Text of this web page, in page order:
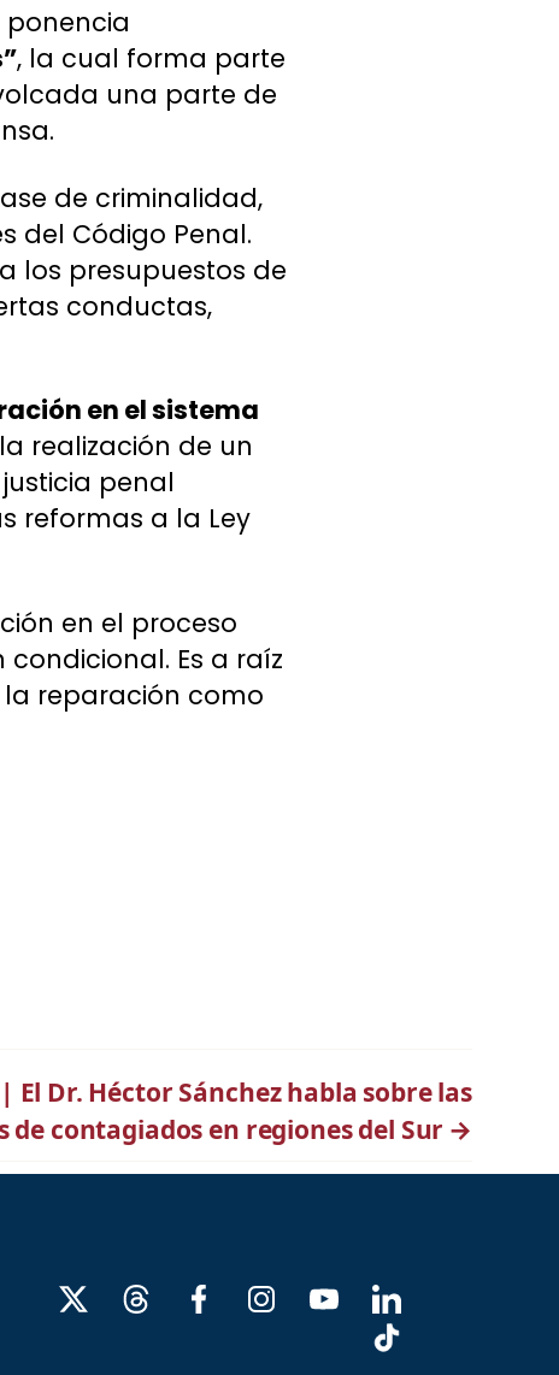
, la cual forma parte
una parte de
de criminalidad,
del Código Penal.
los presupuestos de
conductas,
en el sistema
realización de un
penal
reformas a la Ley
en el proceso
Es a raíz
reparación como
Dr. Héctor Sánchez habla sobre las
de contagiados en regiones del Sur →